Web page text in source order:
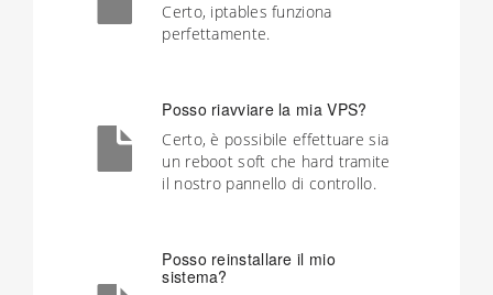
Certo, iptables funziona
perfettamente.
Posso riavviare la mia VPS?
Certo, è possibile effettuare sia
un reboot soft che hard tramite
il nostro pannello di controllo.
Posso reinstallare il mio
sistema?